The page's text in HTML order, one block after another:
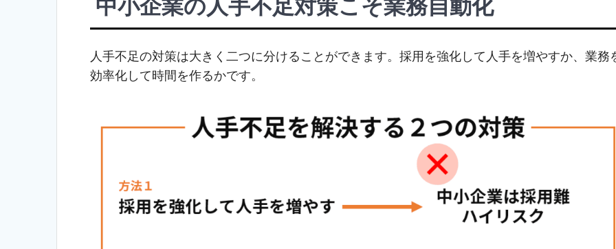
中小企業の人手不足対策こそ業務自動化
人手不足の対策は大きく二つに分けることができます。採用を強化して人手を増やすか、業務
効率化して時間を作るかです。